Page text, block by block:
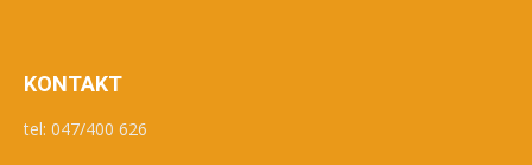
KONTAKT
tel: 047/400 626